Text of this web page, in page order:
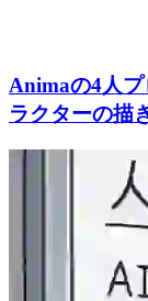
Animaの4人
ラクターの描